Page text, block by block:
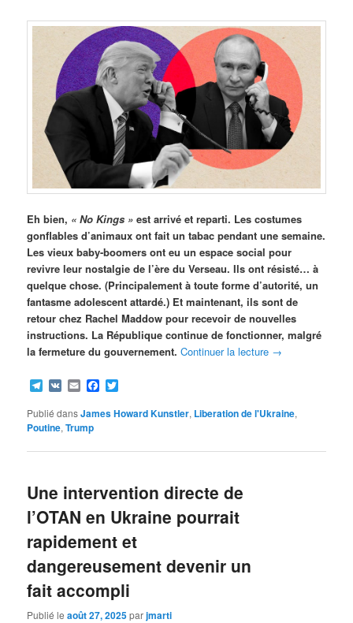
Eh bien, « No Kings » est arrivé et reparti. Les costumes
gonflables d’animaux ont fait un tabac pendant une semaine.
Les vieux baby-boomers ont eu un espace social pour
revivre leur nostalgie de l’ère du Verseau. Ils ont résisté… à
quelque chose. (Principalement à toute forme d’autorité, un
fantasme adolescent attardé.) Et maintenant, ils sont de
retour chez Rachel Maddow pour recevoir de nouvelles
instructions. La République continue de fonctionner, malgré
la fermeture du gouvernement. Continuer la lecture →
Telegram
VK EmailFacebook
Publié dansJames Howard Kunstler, Liberation de l'Ukraine,
Poutine,Trump
Une intervention directe de
l’OTAN en Ukraine pourrait
rapidement et
dangereusement devenir un
fait accompli
Publié leaoût 27, 2025parjmarti